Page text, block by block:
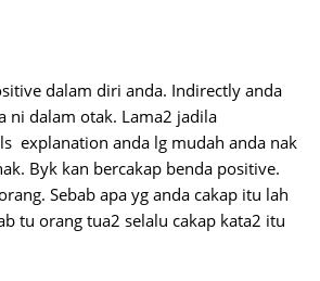
dalam diri anda. Indirectly anda
ni dalam otak. Lama2 jadila
explanation anda lg mudah anda nak
Byk kan bercakap benda positive.
Sebab apa yg anda cakap itu lah
tu orang tua2 selalu cakap kata2 itu